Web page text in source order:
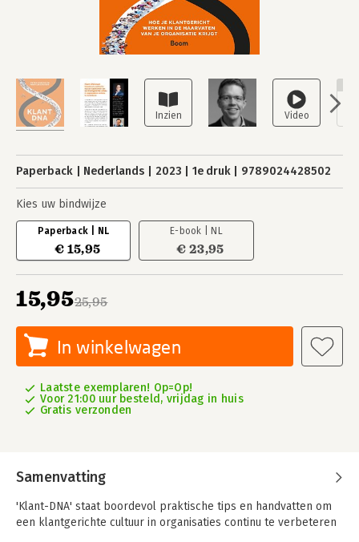
Paperback Nederlands 2023 1e druk 9789024428502
Kies uw bindwijze
Paperback | NL
€ 15,95
E-book | NL
€ 23,95
25,95
15,95
In winkelwagen
Laatste exemplaren! Op=Op!
Voor 21:00 uur besteld, vrijdag in huis
Gratis verzonden
Samenvatting
'Klant-DNA' staat boordevol praktische tips en handvatten om
een klantgerichte cultuur in organisaties continu te verbeteren